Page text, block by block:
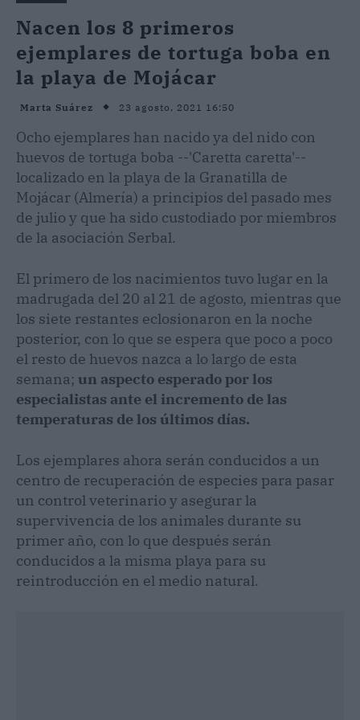
Nacen los 8 primeros
ejemplares de tortuga boba en
la playa de Mojácar
Marta Suárez 23 agosto, 2021 16:50
Ocho ejemplares han nacido ya del nido con
huevos de tortuga boba --'Caretta caretta'--
localizado en la playa de la Granatilla de
Mojácar (Almería) a principios del pasado mes
de julio y que ha sido custodiado por miembros
de la asociación Serbal.
El primero de los nacimientos tuvo lugar en la
madrugada del 20 al 21 de agosto, mientras que
los siete restantes eclosionaron en la noche
posterior, con lo que se espera que poco a poco
el resto de huevos nazca a lo largo de esta
semana; un aspecto esperado por los
especialistas ante el incremento de las
temperaturas de los últimos días.
Los ejemplares ahora serán conducidos a un
centro de recuperación de especies para pasar
un control veterinario y asegurar la
supervivencia de los animales durante su
primer año, con lo que después serán
conducidos a la misma playa para su
reintroducción en el medio natural.